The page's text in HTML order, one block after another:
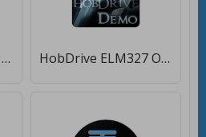
Бортовой сканер - Olivia Drive HobDrive ELM327 OBD2 Авто БортКомп и Диагностика [Unlocked]